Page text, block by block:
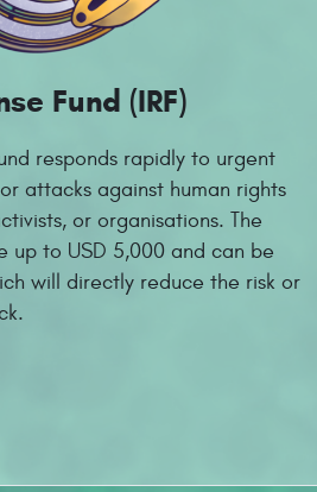
Fund (IRF)
responds rapidly to urgent
attacks against human rights
or organisations. The
up to USD 5,000 and can be
will directly reduce the risk or